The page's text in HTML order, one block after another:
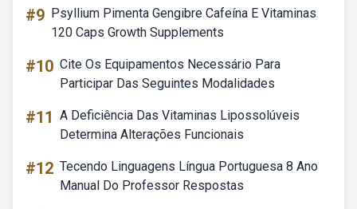
#9 Psyllium Pimenta Gengibre Cafeína E Vitaminas
120 Caps Growth Supplements
#10 Cite Os Equipamentos Necessário Para
Participar Das Seguintes Modalidades
#11 A Deficiência Das Vitaminas Lipossolúveis
Determina Alterações Funcionais
#12 Tecendo Linguagens Língua Portuguesa 8 Ano
Manual Do Professor Respostas